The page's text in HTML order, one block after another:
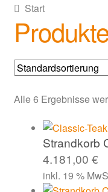
Start
Alle 6 Ergebnisse
Strandkorb
4.181,00 €
inkl. 19 %